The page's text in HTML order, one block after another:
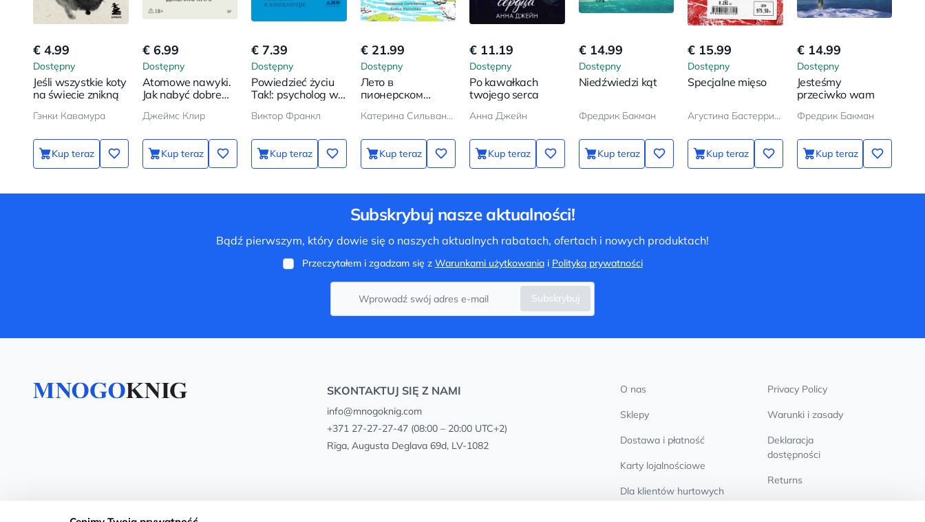
€ 4.99
Dostępny
Jeśli wszystkie koty
na świecie znikną
Гэнки Кавамура
Kup teraz
€ 6.99
Dostępny
Atomowe nawyki.
Jak nabyć dobre
złych
Джеймс Клир
Kup teraz
€ 7.39
Dostępny
Powiedzieć życiu
Tak!: psycholog w
koncentracyjnym
Виктор Франкл
Kup teraz
€ 21.99
Dostępny
Лето в
пионерском
Катерина Сильванова, Елена Малисова
Kup teraz
€ 11.19
Dostępny
Po kawałkach
twojego serca
Анна Джейн
Kup teraz
€ 14.99
Dostępny
Niedźwiedzi kąt
Фредрик Бакман
Kup teraz
€ 15.99
Dostępny
Specjalne mięso
Агустина Бастеррика
Kup teraz
€ 14.99
Dostępny
Jesteśmy
przeciwko wam
Фредрик Бакман
Kup teraz
Subskrybuj nasze aktualności!
Bądź pierwszym, który dowie się o naszych aktualnych rabatach, ofertach i nowych produktach!
Przeczytałem i zgadzam się z Warunkami użytkowaniai Polityką prywatności
Subskrybuj
SKONTAKTUJ SIĘ Z NAMI
info@mnogoknig.com
+371 27-27-27-47(08:00 – 20:00 UTC+2)
Rīga, Augusta Deglava 69d, LV-1082
O nas
Sklepy
Dostawa i płatność
Karty lojalnościowe
Dla klientów hurtowych
Privacy Policy
Warunki i zasady
Deklaracja
dostępności
Returns